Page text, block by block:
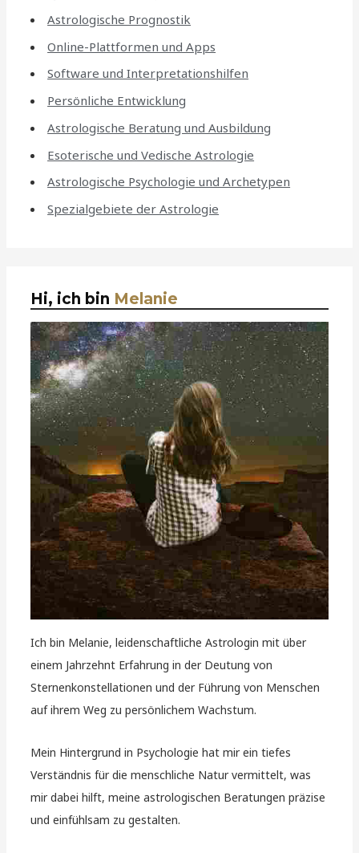
Astrologische Prognostik
Online-Plattformen und Apps
Software und Interpretationshilfen
Persönliche Entwicklung
Astrologische Beratung und Ausbildung
Esoterische und Vedische Astrologie
Astrologische Psychologie und Archetypen
Spezialgebiete der Astrologie
Hi, ich bin Melanie
Ich bin Melanie, leidenschaftliche Astrologin mit über
einem Jahrzehnt Erfahrung in der Deutung von
Sternenkonstellationen und der Führung von Menschen
auf ihrem Weg zu persönlichem Wachstum.
Mein Hintergrund in Psychologie hat mir ein tiefes
Verständnis für die menschliche Natur vermittelt, was
mir dabei hilft, meine astrologischen Beratungen präzise
und einfühlsam zu gestalten.